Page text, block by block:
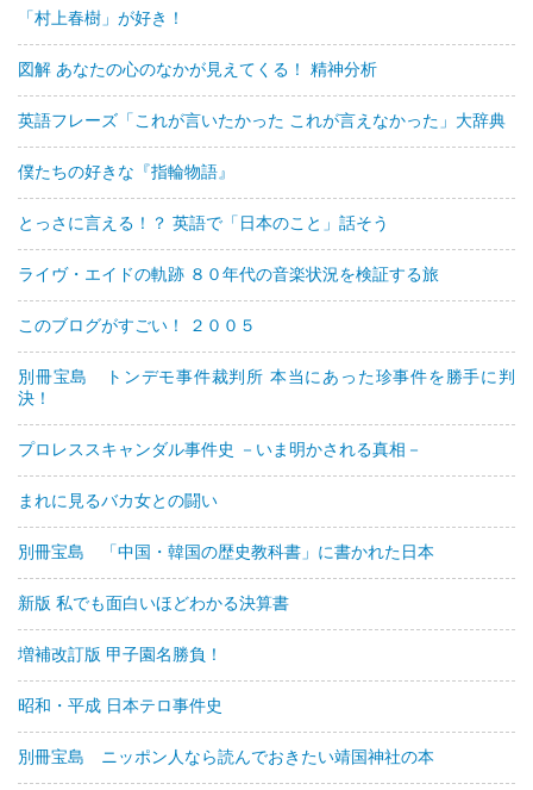
「村上春樹」が好き！
図解 あなたの心のなかが見えてくる！ 精神分析
英語フレーズ「これが言いたかった これが言えなかった」大辞典
僕たちの好きな『指輪物語』
とっさに言える！？ 英語で「日本のこと」話そう
ライヴ・エイドの軌跡 ８０年代の音楽状況を検証する旅
このブログがすごい！ ２００５
別冊宝島 トンデモ事件裁判所 本当にあった珍事件を勝手に判
決！
プロレススキャンダル事件史 －いま明かされる真相－
まれに見るバカ女との闘い
別冊宝島 「中国・韓国の歴史教科書」に書かれた日本
新版 私でも面白いほどわかる決算書
増補改訂版 甲子園名勝負！
昭和・平成 日本テロ事件史
別冊宝島 ニッポン人なら読んでおきたい靖国神社の本